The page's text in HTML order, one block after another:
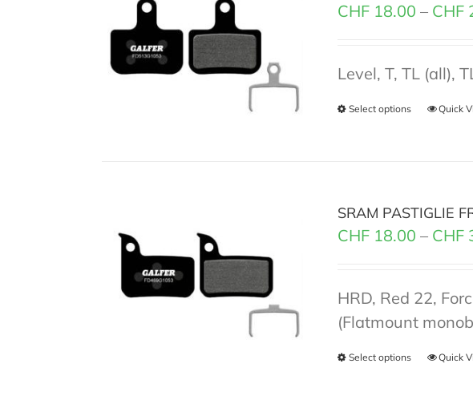
CHF 18.00 – CHF
Level, T, TL (all),
Select options Quick
SRAM PASTIGLIE
CHF 18.00 – CHF
HRD, Red 22,
(Flatmount
Select options Quick